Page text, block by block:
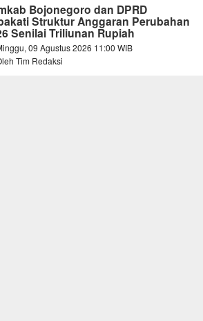
Bojonegoro dan DPRD
Struktur Anggaran Perubahan
Senilai Triliunan Rupiah
09 Agustus 2026 11:00 WIB
Tim Redaksi